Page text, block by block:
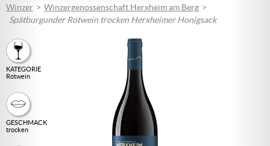
Winzer
Winzergenossenschaft Herxheim am Berg
Spätburgunder Rotwein trocken Herxheimer Honigsack
KATEGORIE
Rotwein
GESCHMACK
trocken